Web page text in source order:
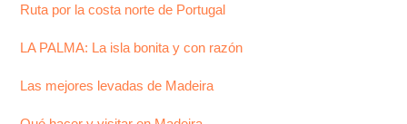
Ruta por la costa norte de Portugal
LA PALMA: La isla bonita y con razón
Las mejores levadas de Madeira